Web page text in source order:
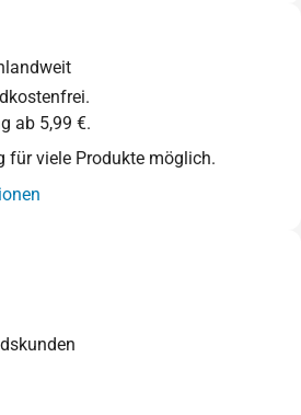
ab 5,99 €.
für viele Produkte möglich.